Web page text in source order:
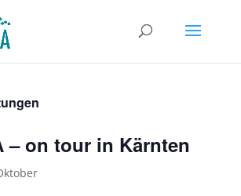
– on tour in Kärnten